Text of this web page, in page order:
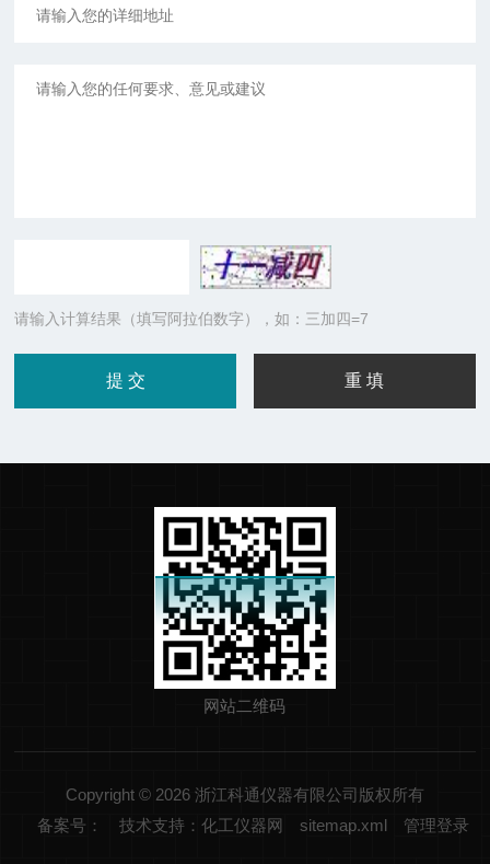
请输入计算结果（填写阿拉伯数字），如：三加四=7
网站二维码
Copyright © 2026 浙江科通仪器有限公司版权所有
备案号：
技术支持：化工仪器网 sitemap.xml 管理登录